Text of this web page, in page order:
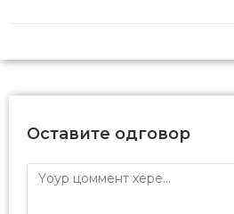
Оставите одговор